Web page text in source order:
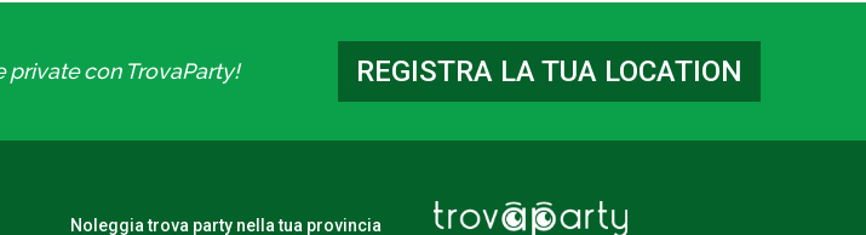
private con TrovaParty! REGISTRA LA TUA LOCATION
Noleggia trova party nella tua provincia